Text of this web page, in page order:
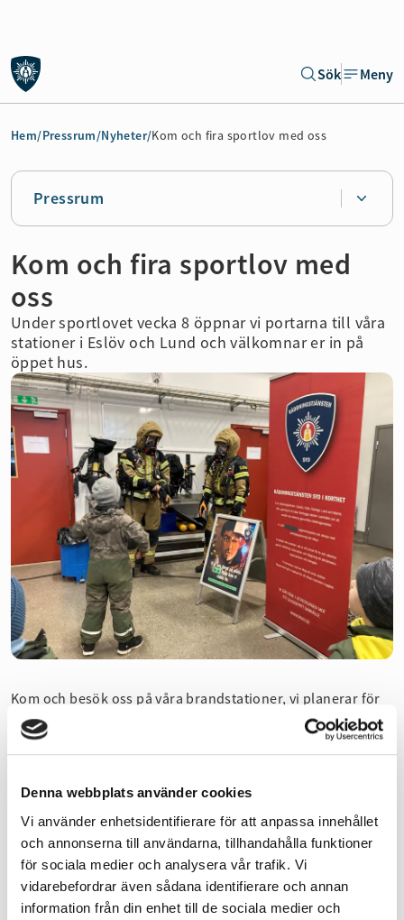
Denna webbplats använder cookies
Vi använder enhetsidentifierare för att anpassa innehållet
och annonserna till användarna, tillhandahålla funktioner
för sociala medier och analysera vår trafik. Vi
vidarebefordrar även sådana identifierare och annan
information från din enhet till de sociala medier och
Sök Meny
Hem/Pressrum/Nyheter/Kom och fira sportlov med oss
Pressrum
Kom och fira sportlov med
oss
Under sportlovet vecka 8 öppnar vi portarna till våra
stationer i Eslöv och Lund och välkomnar er in på
öppet hus.
Kom och besök oss på våra brandstationer, vi planerar för
många aktiviteter för stora som små. På stationerna smids
det bland annat planer för en tipsrunda och du kommer få
lära dig att släcka en brand på bästa sätt. Det kommer även
du att kunna provsitta i brandbilarna.
Passa också på att ställa alla dina frågor om
brandmannayrket och skaffa dig kunskap om hur du
minskar risken för bränder i hemmet och vad du ska göra
om en sådan uppstår.